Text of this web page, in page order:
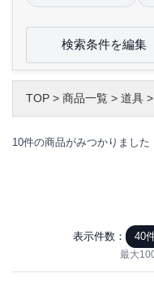
検索条件を編集
TOP > 商品一覧 > 道具 >
10件の商品がみつかりました
表示件数： 40
最大